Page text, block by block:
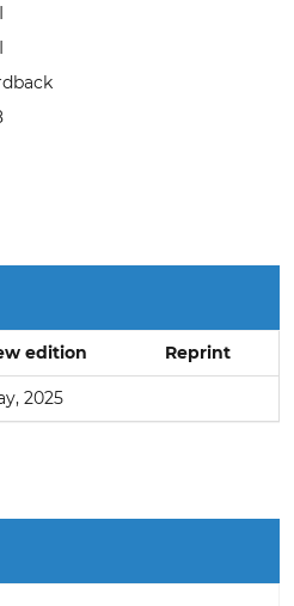
edition Reprint
2025